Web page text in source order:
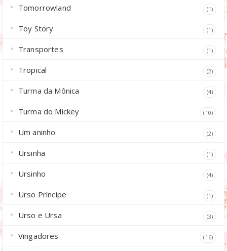
Tomorrowland (1)
Toy Story (1)
Transportes (1)
Tropical (2)
Turma da Mônica (4)
Turma do Mickey (10)
Um aninho (2)
Ursinha (1)
Ursinho (4)
Urso Príncipe (1)
Urso e Ursa (3)
Vingadores (16)